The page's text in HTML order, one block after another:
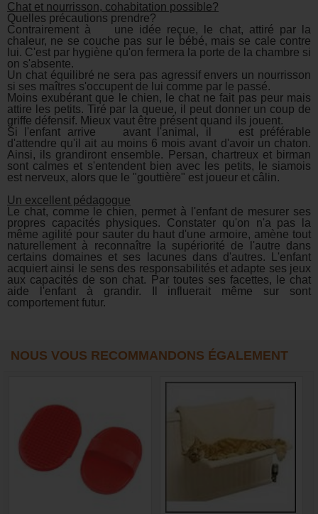
Chat et nourrisson, cohabitation possible?
Quelles précautions prendre?
Contrairement à une idée reçue, le chat, attiré par la
chaleur, ne se couche pas sur le bébé, mais se cale contre
lui. C'est par hygiène qu'on fermera la porte de la chambre si
on s'absente.
Un chat équilibré ne sera pas agressif envers un nourrisson
si ses maîtres s'occupent de lui comme par le passé.
Moins exubérant que le chien, le chat ne fait pas peur mais
attire les petits. Tiré par la queue, il peut donner un coup de
griffe défensif. Mieux vaut être présent quand ils jouent.
Si l'enfant arrive avant l'animal, il est préférable
d'attendre qu'il ait au moins 6 mois avant d'avoir un chaton.
Ainsi, ils grandiront ensemble. Persan, chartreux et birman
sont calmes et s'entendent bien avec les petits, le siamois
est nerveux, alors que le "gouttière" est joueur et câlin.
Un excellent pédagogue
Le chat, comme le chien, permet à l'enfant de mesurer ses
propres capacités physiques. Constater qu'on n'a pas la
même agilité pour sauter du haut d'une armoire, amène tout
naturellement à reconnaître la supériorité de l'autre dans
certains domaines et ses lacunes dans d'autres. L'enfant
acquiert ainsi le sens des responsabilités et adapte ses jeux
aux capacités de son chat. Par toutes ses facettes, le chat
aide l'enfant à grandir. Il influerait même sur sont
comportement futur.
NOUS VOUS RECOMMANDONS ÉGALEMENT